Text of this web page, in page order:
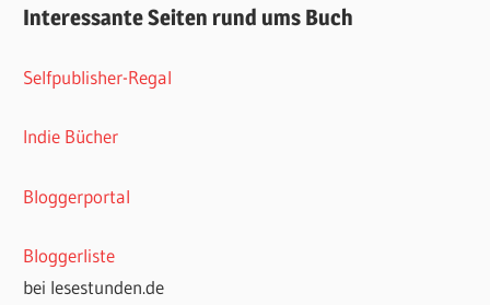
Interessante Seiten rund ums Buch
Selfpublisher-Regal
Indie Bücher
Bloggerportal
Bloggerliste
bei lesestunden.de